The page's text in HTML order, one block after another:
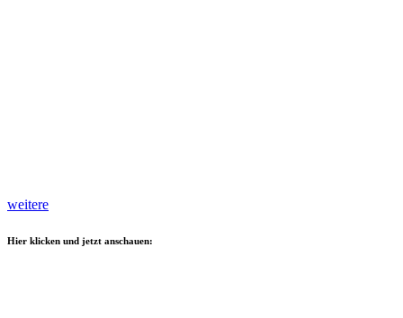
weitere
Hier klicken und jetzt anschauen: